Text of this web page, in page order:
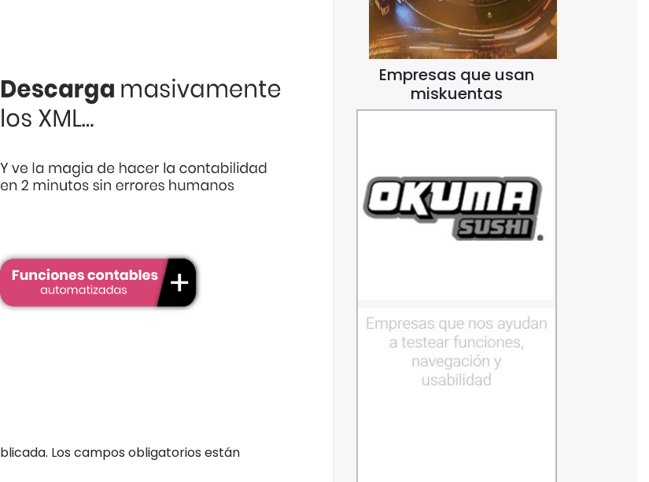
Los campos obligatorios están
Empresas que usan
miskuentas